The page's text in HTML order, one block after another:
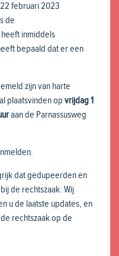
februari 2023
de
inmiddels
bepaald dat er een
zijn van harte
plaatsvinden op vrijdag 1
aan de Parnassusweg
dat gedupeerden en
de rechtszaak. Wij
u de laatste updates, en
rechtszaak op de